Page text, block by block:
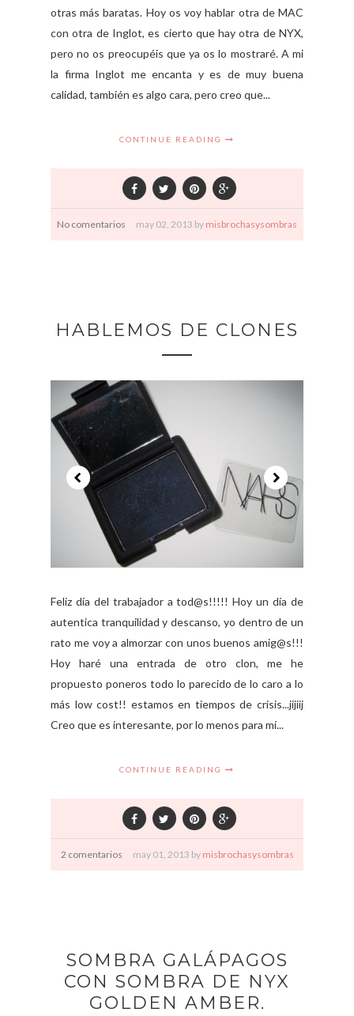
otras más baratas. Hoy os voy hablar otra de MAC
con otra de Inglot, es cierto que hay otra de NYX,
pero no os preocupéis que ya os lo mostraré. A mi
la firma Inglot me encanta y es de muy buena
calidad, también es algo cara, pero creo que...
CONTINUE READING
No comentarios may 02, 2013 by misbrochasysombras
HABLEMOS DE CLONES
Feliz día del trabajador a tod@s!!!!! Hoy un día de
autentica tranquilidad y descanso, yo dentro de un
rato me voy a almorzar con unos buenos amig@s!!!
Hoy haré una entrada de otro clon, me he
propuesto poneros todo lo parecido de lo caro a lo
más low cost!! estamos en tiempos de crisis...jijiij
Creo que es interesante, por lo menos para mí...
CONTINUE READING
2 comentarios may 01, 2013 by misbrochasysombras
SOMBRA GALÁPAGOS
CON SOMBRA DE NYX
GOLDEN AMBER.